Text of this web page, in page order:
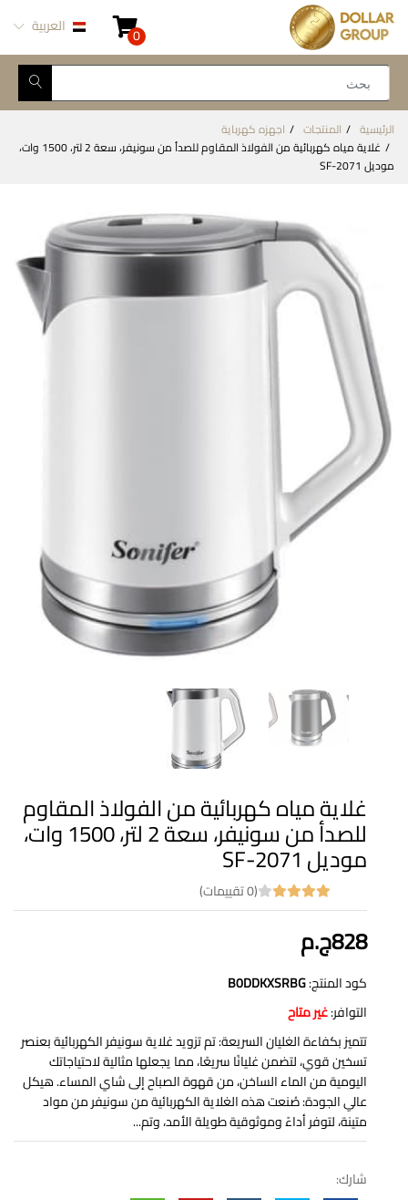
0 العربية
الرئيسية المنتجات
اجهزه كهرباية
غلاية مياه كهربائية من الفولاذ المقاوم للصدأ من سونيفر، سعة 2 لتر، 1500 وات،
موديل SF-2071
غلاية مياه كهربائية من الفولاذ المقاوم
للصدأ من سونيفر، سعة 2 لتر، 1500 وات،
موديل SF-2071
(0 تقييمات)
828ج.م
كود المنتج:B0DDKXSRBG
التوافر:غير متاح
تتميز بكفاءة الغليان السريعة: تم تزويد غلاية سونيفر الكهربائية بعنصر
تسخين قوي، لتضمن غليانًا سريعًا، مما يجعلها مثالية لاحتياجاتك
اليومية من الماء الساخن، من قهوة الصباح إلى شاي المساء. هيكل
عالي الجودة: صُنعت هذه الغلاية الكهربائية من سونيفر من مواد
متينة، لتوفر أداءً وموثوقية طويلة الأمد، وتم...
شارك: